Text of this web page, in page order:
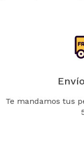
Te mandamos tus